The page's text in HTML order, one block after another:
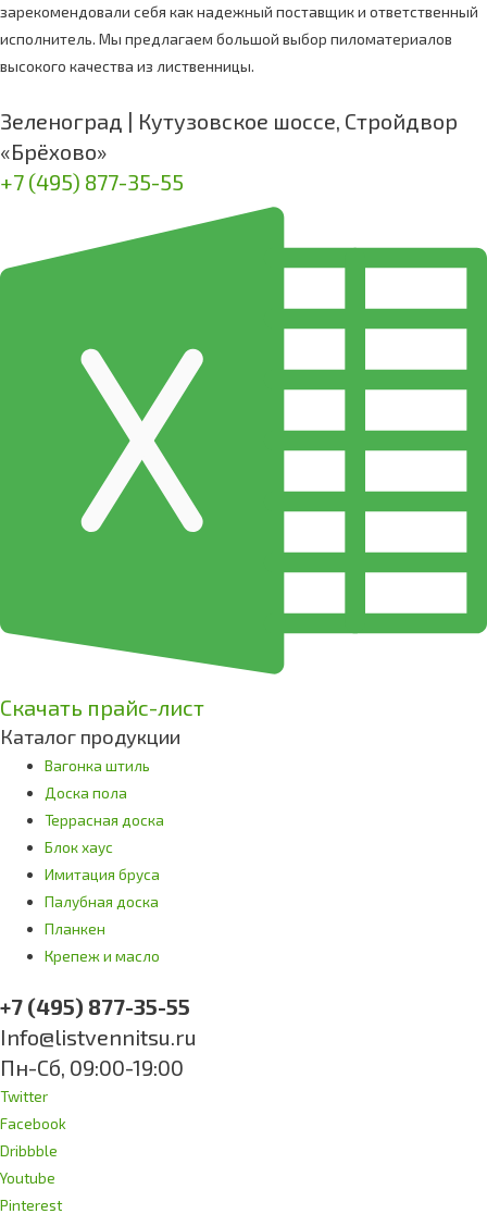
зарекомендовали себя как надежный поставщик и ответственный
исполнитель. Мы предлагаем большой выбор пиломатериалов
высокого качества из лиственницы.
Зеленоград | Кутузовское шоссе, Стройдвор
«Брёхово»
+7 (495) 877-35-55
Скачать прайс-лист
Каталог продукции
Вагонка штиль
Доска пола
Террасная доска
Блок хаус
Имитация бруса
Палубная доска
Планкен
Крепеж и масло
+7 (495) 877-35-55
Info@listvennitsu.ru
Пн-Сб, 09:00-19:00
Twitter
Facebook
Dribbble
Youtube
Pinterest